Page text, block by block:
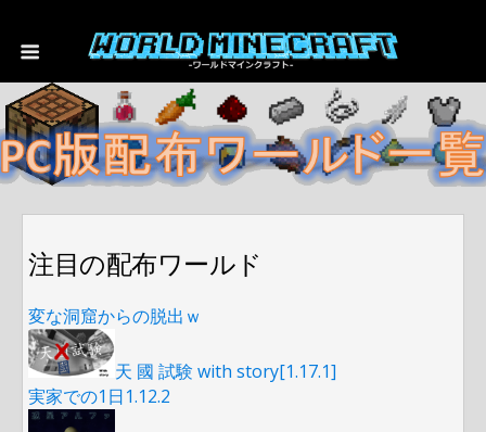
注目の配布ワールド
変な洞窟からの脱出ｗ
天 國 試験 with story[1.17.1]
実家での1日1.12.2